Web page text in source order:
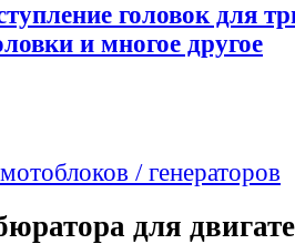
головок для
и многое другое
/ генераторов
для